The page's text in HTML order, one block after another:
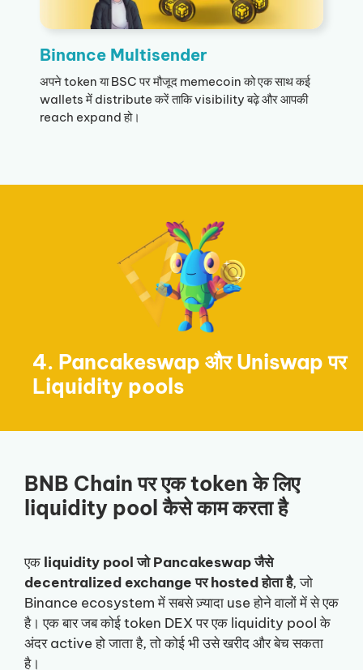
Binance Multisender
अपने token या BSC पर मौजूद memecoin को एक साथ कई
wallets में distribute करें ताकि visibility बढ़े और आपकी
reach expand हो।
4. Pancakeswap और Uniswap पर
Liquidity pools
BNB Chain पर एक token के लिए
liquidity pool कैसे काम करता है
एक liquidity pool जो Pancakeswap जैसे
decentralized exchange पर hosted होता है, जो
Binance ecosystem में सबसे ज़्यादा use होने वालों में से एक
है। एक बार जब कोई token DEX पर एक liquidity pool के
अंदर active हो जाता है, तो कोई भी उसे खरीद और बेच सकता
है।